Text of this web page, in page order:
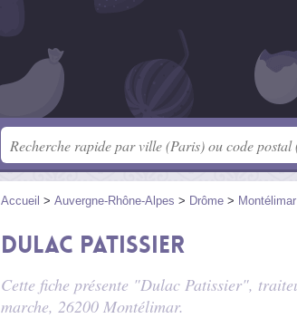
Accueil > Auvergne-Rhône-Alpes > Drôme > Montélimar
Dulac Patissier
Cette fiche présente "Dulac Patissier",
marche, 26200 Montélimar.